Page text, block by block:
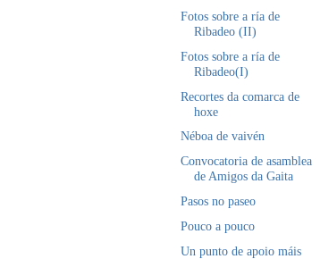
Fotos sobre a ría de
Ribadeo (II)
Fotos sobre a ría de
Ribadeo(I)
Recortes da comarca de
hoxe
Néboa de vaivén
Convocatoria de asamblea
de Amigos da Gaita
Pasos no paseo
Pouco a pouco
Un punto de apoio máis